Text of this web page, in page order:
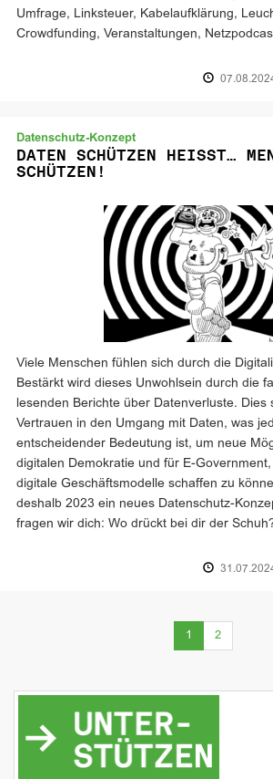
Umfrage, Linksteuer, Kabelaufklärung,
Crowdfunding, Veranstaltungen,
Datenschutz-Konzept
DATEN SCHÜTZEN HEISST…
SCHÜTZEN!
Viele Menschen fühlen sich durch die
Bestärkt wird dieses Unwohlsein durch die
lesenden Berichte über Datenverluste. Dies
Vertrauen in den Umgang mit Daten, was
entscheidender Bedeutung ist, um neue
digitalen Demokratie und für E-
digitale Geschäftsmodelle schaffen zu
deshalb 2023 ein neues Datenschutz-
fragen wir dich: Wo drückt bei dir der
1 (current)
2